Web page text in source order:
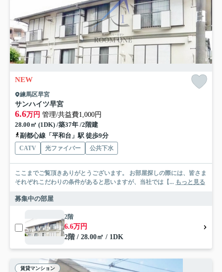
NEW
練馬区早宮
サンハイツ早宮
6.6万円 管理/共益費1,000円
28.00㎡ (1DK) /築37年 /2階建
副都心線「平和台」駅 徒歩9分
CATV 光ファイバー 公共下水
ここまでご覧頂きありがとうございます。 お部屋探しの際には、皆さま
それぞれこだわりの条件があると思いますが、当社では【... もっと見る
募集中の部屋
2階
6.6万円
2階 / 28.00㎡ / 1DK
賃貸マンション